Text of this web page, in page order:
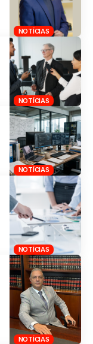
NOTÍCIAS
NOTÍCIAS
NOTÍCIAS
NOTÍCIAS
NOTÍCIAS